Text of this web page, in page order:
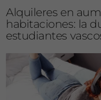
Alquileres en
habitaciones: la
estudiantes